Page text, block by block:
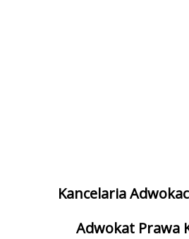
Kancelaria
Adwokat Prawa